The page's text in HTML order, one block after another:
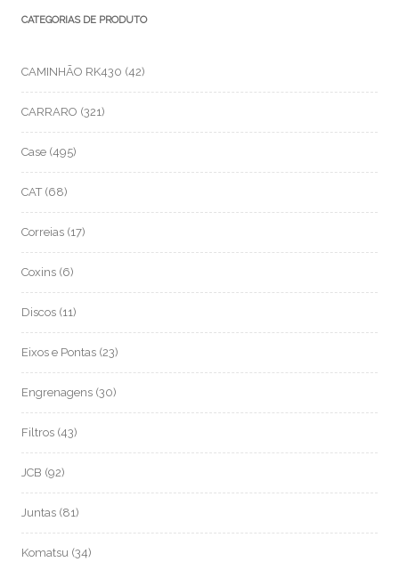
CATEGORIAS DE PRODUTO
CAMINHÃO RK430 (42)
CARRARO (321)
Case (495)
CAT (68)
Correias (17)
Coxins (6)
Discos (11)
Eixos e Pontas (23)
Engrenagens (30)
Filtros (43)
JCB (92)
Juntas (81)
Komatsu (34)